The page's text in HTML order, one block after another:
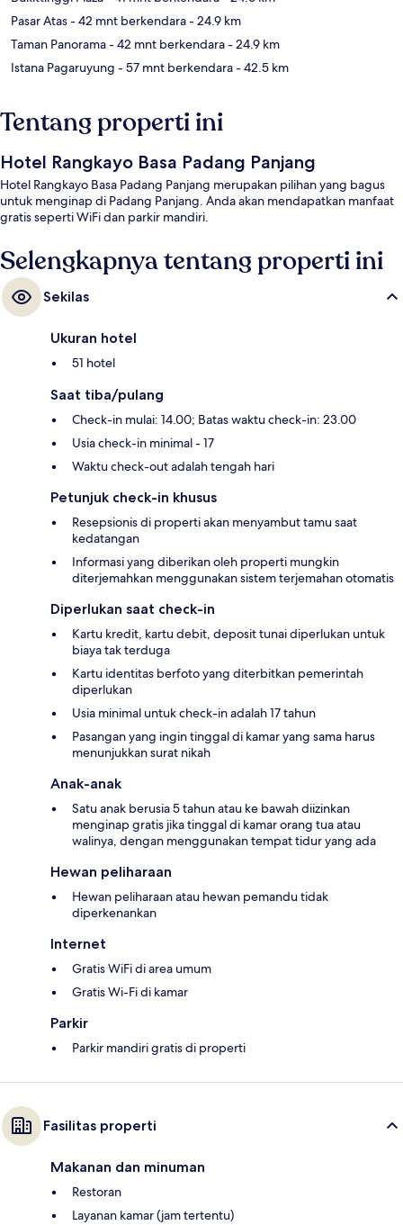
Pasar Atas- 42 mnt berkendara- 24.9 km
Taman Panorama- 42 mnt berkendara- 24.9 km
Istana Pagaruyung - 57 mnt berkendara- 42.5 km
Tentang properti ini
Hotel Rangkayo Basa Padang Panjang
Hotel Rangkayo Basa Padang Panjang merupakan pilihan yang bagus
untuk menginap di Padang Panjang. Anda akan mendapatkan manfaat
gratis seperti WiFi dan parkir mandiri.
Selengkapnya tentang properti ini
Sekilas
Ukuran hotel
51 hotel
Saat tiba/pulang
Check-in mulai: 14.00; Batas waktu check-in: 23.00
Usia check-in minimal - 17
Waktu check-out adalah tengah hari
Petunjuk check-in khusus
Resepsionis di properti akan menyambut tamu saat
kedatangan
Informasi yang diberikan oleh properti mungkin
diterjemahkan menggunakan sistem terjemahan otomatis
Diperlukan saat check-in
Kartu kredit, kartu debit, deposit tunai diperlukan untuk
biaya tak terduga
Kartu identitas berfoto yang diterbitkan pemerintah
diperlukan
Usia minimal untuk check-in adalah 17 tahun
Pasangan yang ingin tinggal di kamar yang sama harus
menunjukkan surat nikah
Anak-anak
Satu anak berusia 5 tahun atau ke bawah diizinkan
menginap gratis jika tinggal di kamar orang tua atau
walinya, dengan menggunakan tempat tidur yang ada
Hewan peliharaan
Hewan peliharaan atau hewan pemandu tidak
diperkenankan
Internet
Gratis WiFi di area umum
Gratis Wi-Fi di kamar
Parkir
Parkir mandiri gratis di properti
Fasilitas properti
Makanan dan minuman
Restoran
Layanan kamar (jam tertentu)